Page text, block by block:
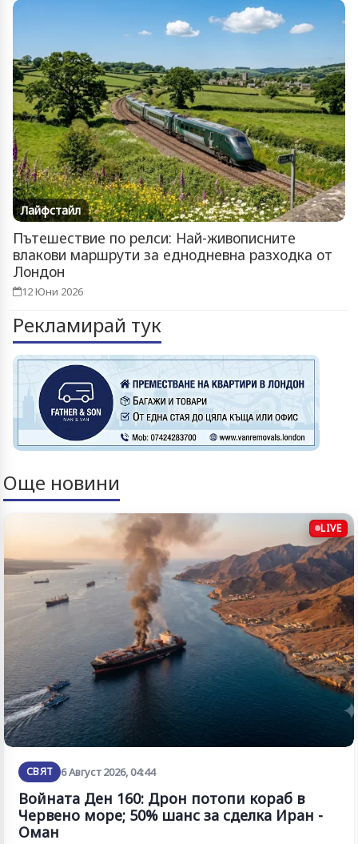
Лайфстайл
Пътешествие по релси: Най-живописните
влакови маршрути за еднодневна разходка от
Лондон
12 Юни 2026
Рекламирай тук
Още новини
LIVE
СВЯТ 6 Август 2026, 04:44
Войната Ден 160: Дрон потопи кораб в
Червено море; 50% шанс за сделка Иран -
Оман